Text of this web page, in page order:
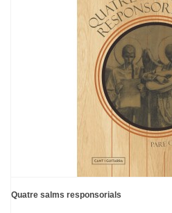
Quatre salms responsorials